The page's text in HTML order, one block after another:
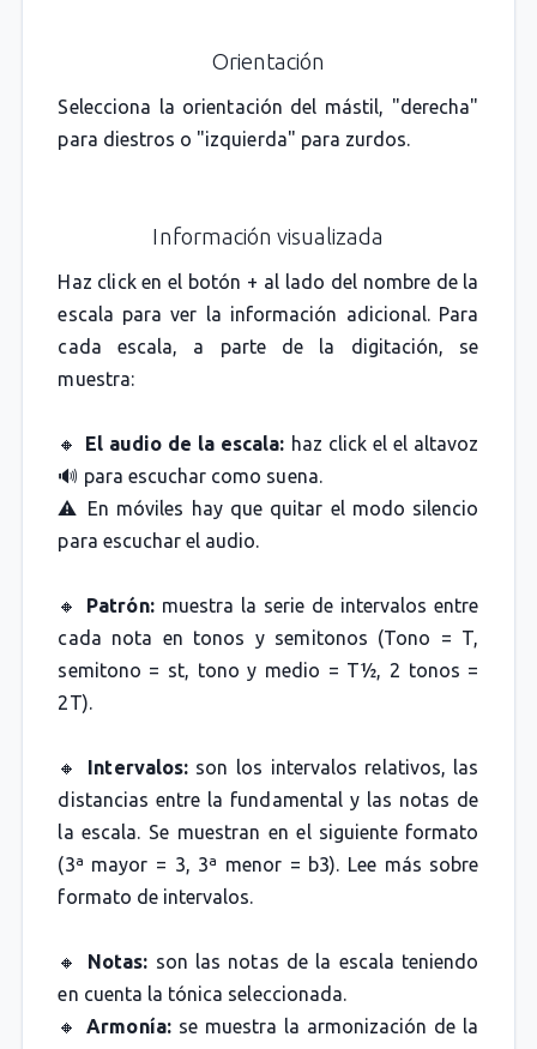
Orientación
Selecciona la orientación del mástil, "derecha"
para diestros o "izquierda" para zurdos.
Información visualizada
Haz click en el botón + al lado del nombre de la
escala para ver la información adicional. Para
cada escala, a parte de la digitación, se
muestra:
🔸 El audio de la escala: haz click el el altavoz
🔊 para escuchar como suena.
⚠️ En móviles hay que quitar el modo silencio
para escuchar el audio.
🔸 Patrón:muestra la serie de intervalos entre
cada nota en tonos y semitonos (Tono = T,
semitono = st, tono y medio = T½, 2 tonos =
2T).
🔸 Intervalos:son los intervalos relativos, las
distancias entre la fundamental y las notas de
la escala. Se muestran en el siguiente formato
(3ª mayor = 3, 3ª menor = b3). Lee más sobre
formato de intervalos.
🔸 Notas: son las notas de la escala teniendo
en cuenta la tónica seleccionada.
🔸Armonía:se muestra la armonización de la